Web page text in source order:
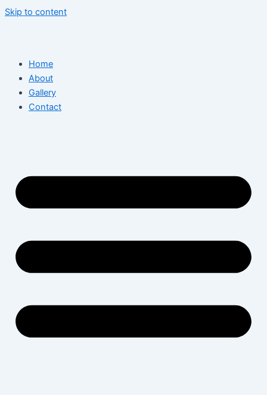
Skip to content
Home
About
Gallery
Contact